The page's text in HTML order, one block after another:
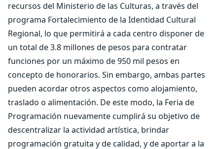
recursos del Ministerio de las Culturas, a través del
programa Fortalecimiento de la Identidad Cultural
Regional, lo que permitirá a cada centro disponer de
un total de 3.8 millones de pesos para contratar
funciones por un máximo de 950 mil pesos en
concepto de honorarios. Sin embargo, ambas partes
pueden acordar otros aspectos como alojamiento,
traslado o alimentación. De este modo, la Feria de
Programación nuevamente cumplirá su objetivo de
descentralizar la actividad artística, brindar
programación gratuita y de calidad, y de aportar a la